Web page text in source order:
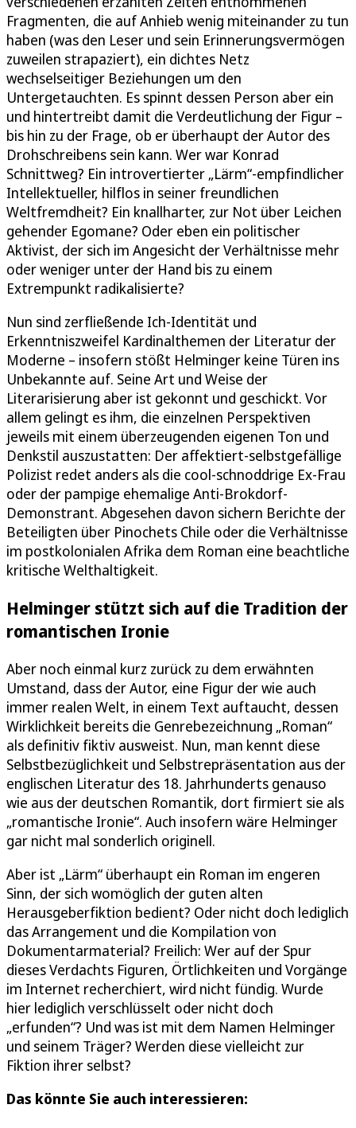
Fragmenten, die auf Anhieb wenig miteinander zu tun
haben (was den Leser und sein Erinnerungsvermögen
zuweilen strapaziert), ein dichtes Netz
wechselseitiger Beziehungen um den
Untergetauchten. Es spinnt dessen Person aber ein
und hintertreibt damit die Verdeutlichung der Figur –
bis hin zu der Frage, ob er überhaupt der Autor des
Drohschreibens sein kann. Wer war Konrad
Schnittweg? Ein introvertierter „Lärm“-empfindlicher
Intellektueller, hilflos in seiner freundlichen
Weltfremdheit? Ein knallharter, zur Not über Leichen
gehender Egomane? Oder eben ein politischer
Aktivist, der sich im Angesicht der Verhältnisse mehr
oder weniger unter der Hand bis zu einem
Extrempunkt radikalisierte?
Nun sind zerfließende Ich-Identität und
Erkenntniszweifel Kardinalthemen der Literatur der
Moderne – insofern stößt Helminger keine Türen ins
Unbekannte auf. Seine Art und Weise der
Literarisierung aber ist gekonnt und geschickt. Vor
allem gelingt es ihm, die einzelnen Perspektiven
jeweils mit einem überzeugenden eigenen Ton und
Denkstil auszustatten: Der affektiert-selbstgefällige
Polizist redet anders als die cool-schnoddrige Ex-Frau
oder der pampige ehemalige Anti-Brokdorf-
Demonstrant. Abgesehen davon sichern Berichte der
Beteiligten über Pinochets Chile oder die Verhältnisse
im postkolonialen Afrika dem Roman eine beachtliche
kritische Welthaltigkeit.
Helminger stützt sich auf die Tradition der
romantischen Ironie
Aber noch einmal kurz zurück zu dem erwähnten
Umstand, dass der Autor, eine Figur der wie auch
immer realen Welt, in einem Text auftaucht, dessen
Wirklichkeit bereits die Genrebezeichnung „Roman“
als definitiv fiktiv ausweist. Nun, man kennt diese
Selbstbezüglichkeit und Selbstrepräsentation aus der
englischen Literatur des 18. Jahrhunderts genauso
wie aus der deutschen Romantik, dort firmiert sie als
„romantische Ironie“. Auch insofern wäre Helminger
gar nicht mal sonderlich originell.
Aber ist „Lärm“ überhaupt ein Roman im engeren
Sinn, der sich womöglich der guten alten
Herausgeberfiktion bedient? Oder nicht doch lediglich
das Arrangement und die Kompilation von
Dokumentarmaterial? Freilich: Wer auf der Spur
dieses Verdachts Figuren, Örtlichkeiten und Vorgänge
im Internet recherchiert, wird nicht fündig. Wurde
hier lediglich verschlüsselt oder nicht doch
„erfunden“? Und was ist mit dem Namen Helminger
und seinem Träger? Werden diese vielleicht zur
Fiktion ihrer selbst?
Das könnte Sie auch interessieren: